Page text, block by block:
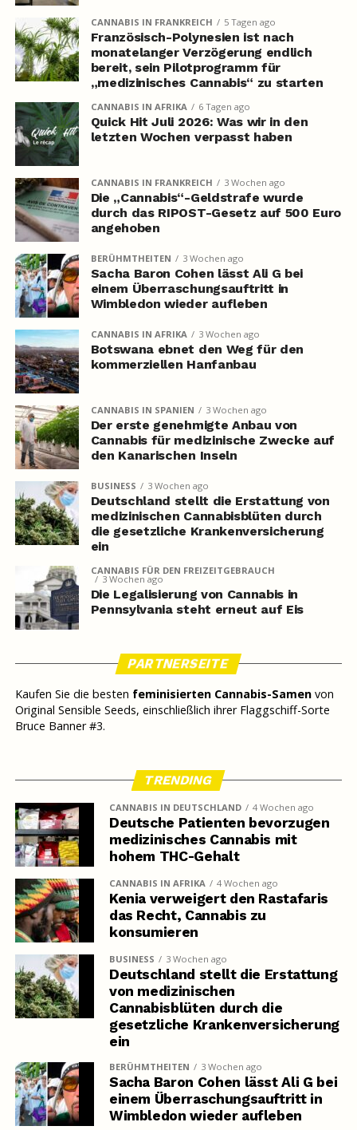
CANNABIS IN FRANKREICH 5 Tagen ago
Französisch-Polynesien ist nach
monatelanger Verzögerung endlich
bereit, sein Pilotprogramm für
„medizinisches Cannabis“ zu starten
CANNABIS IN AFRIKA 6 Tagen ago
Quick Hit Juli 2026: Was wir in den
letzten Wochen verpasst haben
CANNABIS IN FRANKREICH 3 Wochen ago
Die „Cannabis“-Geldstrafe wurde
durch das RIPOST-Gesetz auf 500 Euro
angehoben
BERÜHMTHEITEN 3 Wochen ago
Sacha Baron Cohen lässt Ali G bei
einem Überraschungsauftritt in
Wimbledon wieder aufleben
CANNABIS IN AFRIKA 3 Wochen ago
Botswana ebnet den Weg für den
kommerziellen Hanfanbau
CANNABIS IN SPANIEN 3 Wochen ago
Der erste genehmigte Anbau von
Cannabis für medizinische Zwecke auf
den Kanarischen Inseln
BUSINESS 3 Wochen ago
Deutschland stellt die Erstattung von
medizinischen Cannabisblüten durch
die gesetzliche Krankenversicherung
ein
CANNABIS FÜR DEN FREIZEITGEBRAUCH
3 Wochen ago
Die Legalisierung von Cannabis in
Pennsylvania steht erneut auf Eis
PARTNERSEITE
Kaufen Sie die besten feminisierten Cannabis-Samenvon
Original Sensible Seeds, einschließlich ihrer Flaggschiff-Sorte
Bruce Banner #3.
TRENDING
CANNABIS IN DEUTSCHLAND 4 Wochen ago
Deutsche Patienten bevorzugen
medizinisches Cannabis mit
hohem THC-Gehalt
CANNABIS IN AFRIKA 4 Wochen ago
Kenia verweigert den Rastafaris
das Recht, Cannabis zu
konsumieren
BUSINESS 3 Wochen ago
Deutschland stellt die Erstattung
von medizinischen
Cannabisblüten durch die
gesetzliche Krankenversicherung
ein
BERÜHMTHEITEN 3 Wochen ago
Sacha Baron Cohen lässt Ali G bei
einem Überraschungsauftritt in
Wimbledon wieder aufleben